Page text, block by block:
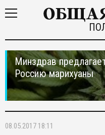
Минздрав
Россию марихуаны
08.05.2017 18:11